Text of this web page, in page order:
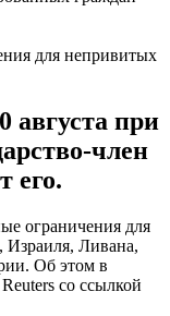
для непривитых
августа при
член
его.
ограничения для
Ливана,
Об этом в
со ссылкой